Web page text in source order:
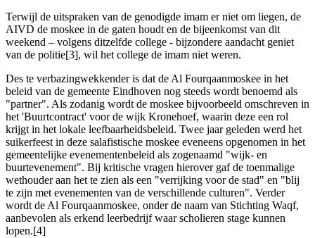
Terwijl de uitspraken van de genodigde imam er niet om liegen, de
AIVD de moskee in de gaten houdt en de bijeenkomst van dit
weekend – volgens ditzelfde college - bijzondere aandacht geniet
van de politie[3], wil het college de imam niet weren.
Des te verbazingwekkender is dat de Al Fourqaanmoskee in het
beleid van de gemeente Eindhoven nog steeds wordt benoemd als
"partner". Als zodanig wordt de moskee bijvoorbeeld omschreven in
het 'Buurtcontract' voor de wijk Kronehoef, waarin deze een rol
krijgt in het lokale leefbaarheidsbeleid. Twee jaar geleden werd het
suikerfeest in deze salafistische moskee eveneens opgenomen in het
gemeentelijke evenementenbeleid als zogenaamd "wijk- en
buurtevenement". Bij kritische vragen hierover gaf de toenmalige
wethouder aan het te zien als een "verrijking voor de stad" en "blij
te zijn met evenementen van de verschillende culturen". Verder
wordt de Al Fourqaanmoskee, onder de naam van Stichting Waqf,
aanbevolen als erkend leerbedrijf waar scholieren stage kunnen
lopen.[4]